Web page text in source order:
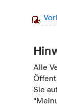
Alle
Sie